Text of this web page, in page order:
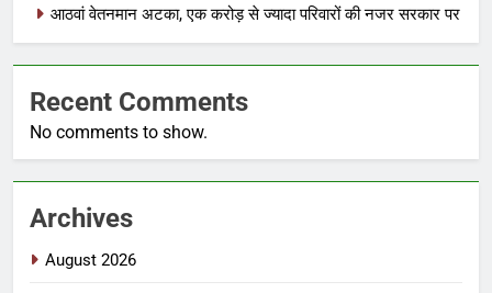
आठवां वेतनमान अटका, एक करोड़ से ज्यादा परिवारों की नजर सरकार पर
Recent Comments
No comments to show.
Archives
August 2026